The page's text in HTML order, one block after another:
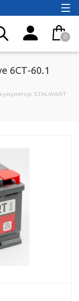
0
6СТ-60.1
STALWART